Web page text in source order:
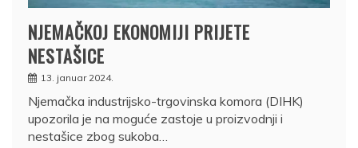
NJEMAČKOJ EKONOMIJI PRIJETE
NESTAŠICE
13. januar 2024.
Njemačka industrijsko-trgovinska komora (DIHK)
upozorila je na moguće zastoje u proizvodnji i
nestašice zbog sukoba…